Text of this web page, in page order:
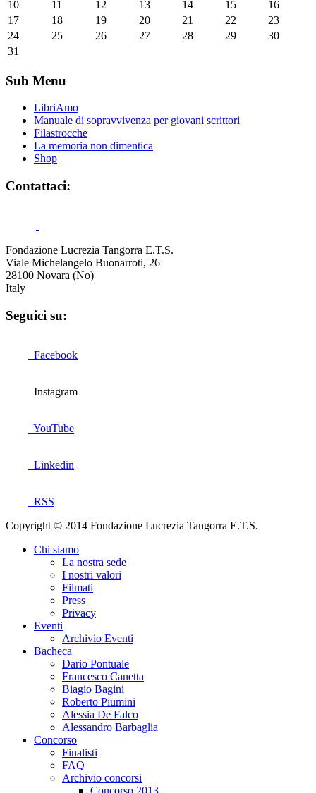
10
11 12 13 14 15
16
17
18 19 20 21 22
23
24
25 26 27 28 29
30
31
Sub Menu
LibriAmo
Manuale di sopravvivenza per giovani scrittori
Filastrocche
La memoria non dimentica
Shop
Contattaci:
Fondazione Lucrezia Tangorra E.T.S.
Viale Michelangelo Buonarroti, 26
28100 Novara (No)
Italy
Seguici su:
Facebook
Instagram
YouTube
Linkedin
RSS
Copyright © 2014 Fondazione Lucrezia Tangorra E.T.S.
Chi siamo
La nostra sede
I nostri valori
Filmati
Press
Privacy
Eventi
Archivio Eventi
Bacheca
Dario Pontuale
Francesco Canetta
Biagio Bagini
Roberto Piumini
Alessia De Falco
Alessandro Barbaglia
Concorso
Finalisti
FAQ
Archivio concorsi